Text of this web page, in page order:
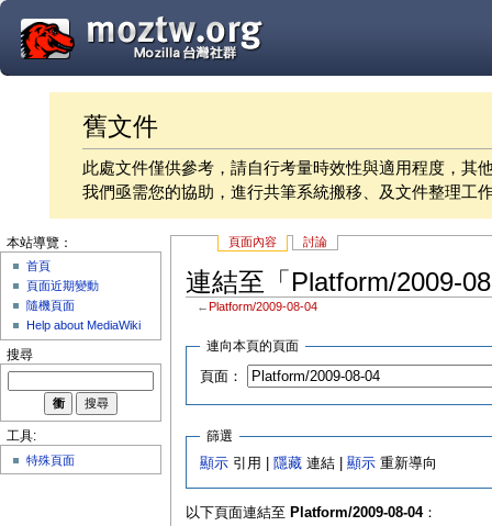
舊文件
此處文件僅供參考，請自行考量時效性與適用程度，其
我們亟需您的協助，進行共筆系統搬移、及文件整理工
頁面內容 討論
連結至「Platform/2009-
← Platform/2009-08-04
連向本頁的頁面
頁面：
篩選
顯示 引用 | 隱藏 連結 |顯示 重新導向
以下頁面連結至 Platform/2009-08-04：
本站導覽：
首頁
頁面近期變動
隨機頁面
Help about MediaWiki
搜尋
工具:
特殊頁面